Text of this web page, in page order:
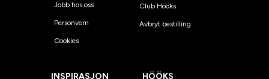
Jobb hos oss
Personvern
Cookies
Club Hööks
Avbryt bestilling
INSPIRASJON
HÖÖKS